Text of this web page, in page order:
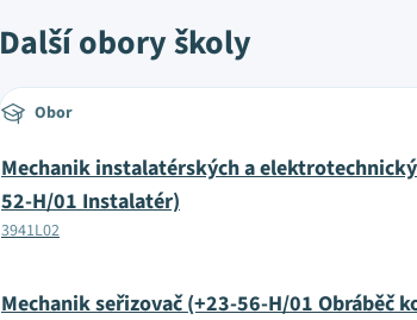
Další obory školy
Obor
Mechanik instalatérských a
52-H/01 Instalatér)
3941L02
Mechanik seřizovač (+23-56-H/01 Obráběč